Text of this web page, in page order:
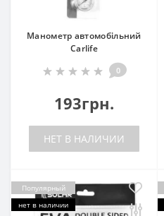
Манометр автомобільний
Carlife
0
193грн.
НЕТ В НАЛИЧИИ
Популярный
нет в наличии